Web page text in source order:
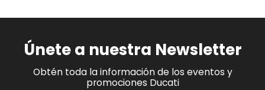
Únete a nuestra Newsletter
Obtén toda la información de los eventos y
promociones Ducati